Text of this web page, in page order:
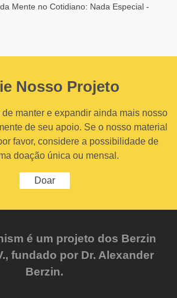
Mente no Cotidiano: Nada Especial -
Nosso Projeto
manter e expandir ainda mais nosso
de seu apoio. Se o nosso material
favor, considere a possibilidade de
doação única ou mensal.
Doar
é um projeto dos Berzin
fundado por Dr. Alexander
Berzin.